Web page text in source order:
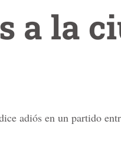
a la
adiós en un partido